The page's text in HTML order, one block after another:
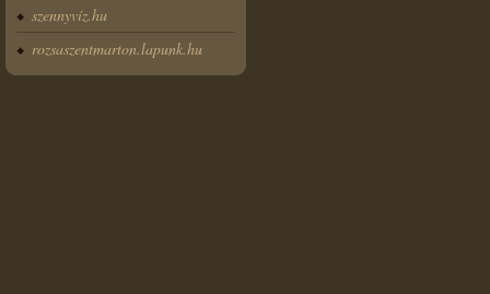
szennyvíz.hu
rozsaszentmarton.lapunk.hu